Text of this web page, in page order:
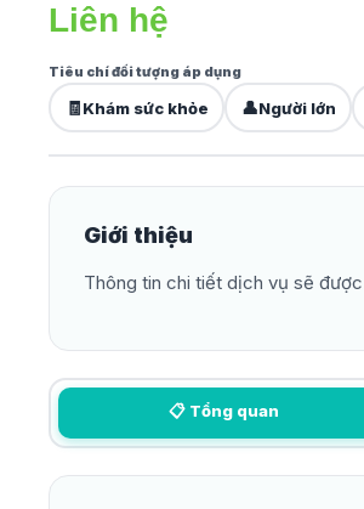
Liên hệ
Tiêu chí đối tượng áp dụng
🧾Khám sức khỏe 👤Người lớn
Giới thiệu
Thông tin chi tiết dịch vụ sẽ
📋 Tổng quan